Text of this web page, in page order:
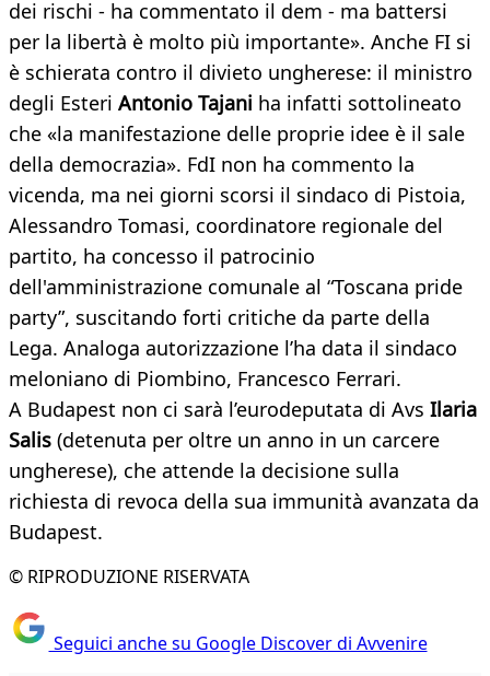
dei rischi - ha commentato il dem - ma battersi
per la libertà è molto più importante». Anche FI si
è schierata contro il divieto ungherese: il ministro
degli Esteri Antonio Tajani ha infatti sottolineato
che «la manifestazione delle proprie idee è il sale
della democrazia». FdI non ha commento la
vicenda, ma nei giorni scorsi il sindaco di Pistoia,
Alessandro Tomasi, coordinatore regionale del
partito, ha concesso il patrocinio
dell'amministrazione comunale al “Toscana pride
party”, suscitando forti critiche da parte della
Lega. Analoga autorizzazione l’ha data il sindaco
meloniano di Piombino, Francesco Ferrari.
A Budapest non ci sarà l’eurodeputata di Avs Ilaria
Salis (detenuta per oltre un anno in un carcere
ungherese), che attende la decisione sulla
richiesta di revoca della sua immunità avanzata da
Budapest.
© RIPRODUZIONE RISERVATA
Seguici anche su Google Discover di Avvenire